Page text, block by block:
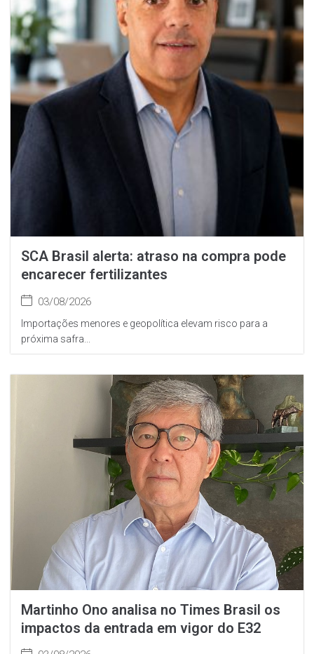
SCA Brasil alerta: atraso na compra pode
encarecer fertilizantes
03/08/2026
Importações menores e geopolítica elevam risco para a
próxima safra...
Martinho Ono analisa no Times Brasil os
impactos da entrada em vigor do E32